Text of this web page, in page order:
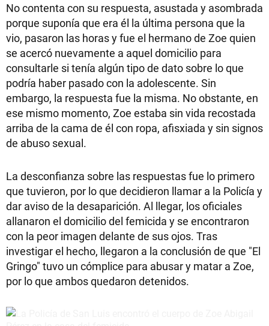
No contenta con su respuesta, asustada y asombrada
porque suponía que era él la última persona que la
vio, pasaron las horas y fue el hermano de Zoe quien
se acercó nuevamente a aquel domicilio para
consultarle si tenía algún tipo de dato sobre lo que
podría haber pasado con la adolescente. Sin
embargo, la respuesta fue la misma. No obstante, en
ese mismo momento, Zoe estaba sin vida recostada
arriba de la cama de él con ropa, afisxiada y sin signos
de abuso sexual.
La desconfianza sobre las respuestas fue lo primero
que tuvieron, por lo que decidieron llamar a la Policía y
dar aviso de la desaparición. Al llegar, los oficiales
allanaron el domicilio del femicida y se encontraron
con la peor imagen delante de sus ojos. Tras
investigar el hecho, llegaron a la conclusión de que "El
Gringo" tuvo un cómplice para abusar y matar a Zoe,
por lo que ambos quedaron detenidos.